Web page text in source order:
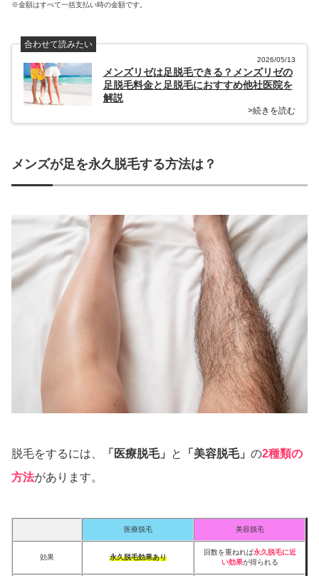
※金額はすべて一括支払い時の金額です。
合わせて読みたい
2026/05/13
メンズリゼは足脱毛できる？メンズリゼの
足脱毛料金と足脱毛におすすめ他社医院を
解説
>続きを読む
メンズが足を永久脱毛する方法は？
脱毛をするには、 「医療脱毛」 と 「美容脱毛」 の2種類の
方法があります。
医療脱毛 美容脱毛
効果 永久脱毛効果あり
回数を重ねれば永久脱毛に近
い効果が得られる